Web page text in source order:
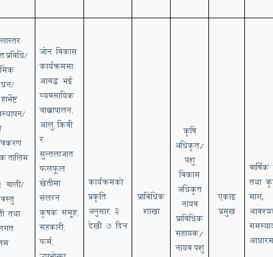
प्रविधि/
/
हार्भेष्ट
/
तालिम
बाली/
वस्तु
तथा
जोन विकास
कार्यक्रममा
आबद्ध भई
व्यवसायिक
बाख्रापालन,
आलु,किवी
र
सुन्तलाजात
फलफूल
खेतीमा
संलग्न
कृषक समूह,
सहकारी,
फर्म,
कार्यक्रमको
प्रकृति
अनुसार ३
देखी ७ दिन
प्राविधिक
शाखा
कृषि
अधिकृत/
पशु
विकास
अधिकृत
नायव
प्राविधिक
सहायक/
नायवपशु
एकाइ
प्रमुख
तथा
माग,